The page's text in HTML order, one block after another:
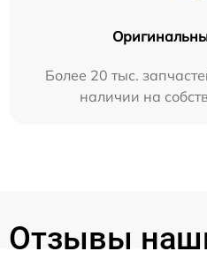
Более 20 тыс.
наличии на
Отзывы